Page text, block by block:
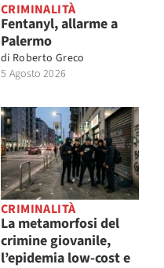
CRIMINALITÀ
Fentanyl, allarme a
Palermo
di Roberto Greco
5 Agosto 2026
CRIMINALITÀ
La metamorfosi del
crimine giovanile,
l’epidemia low-cost e